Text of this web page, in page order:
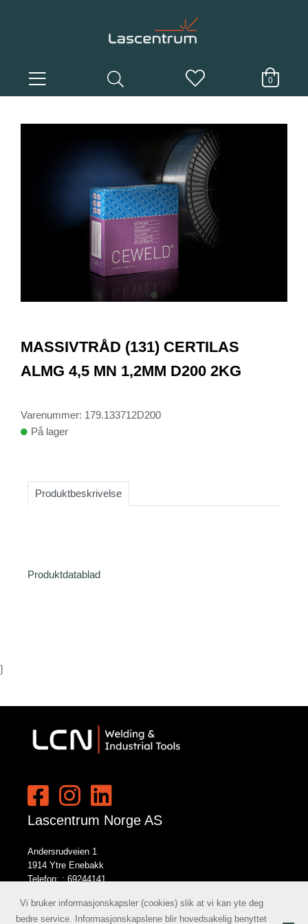
0
item
of
1
MASSIVTRÅD (131) CERTILAS
ALMG 4,5 MN 1,2MM D200 2KG
Varenummer: 179.133712D200
På lager
Produktbeskrivelse
Produktdatablad
}
Lascentrum Norge AS
Andersrudveien 1
1914 Ytre Enebakk
Telefon: : 69244141
Vi bruker informasjonskapsler (cookies) slik at vi kan yte deg
bedre service. Informasjonskapslene blir hovedsakelig benyttet